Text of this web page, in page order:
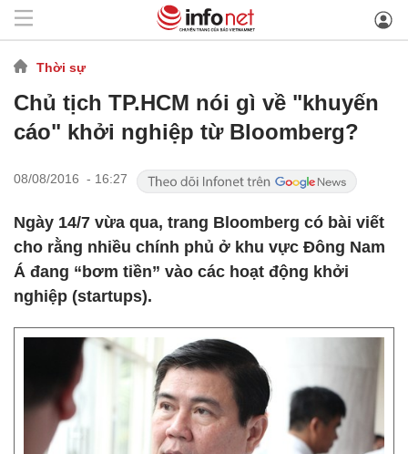
Thời sự
Chủ tịch TP.HCM nói gì về "khuyến
cáo" khởi nghiệp từ Bloomberg?
08/08/2016 - 16:27
Ngày 14/7 vừa qua, trang Bloomberg có bài viết
cho rằng nhiều chính phủ ở khu vực Đông Nam
Á đang “bơm tiền” vào các hoạt động khởi
nghiệp (startups).